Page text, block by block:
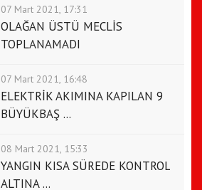
07 Mart 2021, 17:31
OLAĞAN ÜSTÜ MECLİS
TOPLANAMADI
07 Mart 2021, 16:48
ELEKTRİK AKIMINA KAPILAN 9
BÜYÜKBAŞ ...
08 Mart 2021, 15:33
YANGIN KISA SÜREDE KONTROL
ALTINA ...